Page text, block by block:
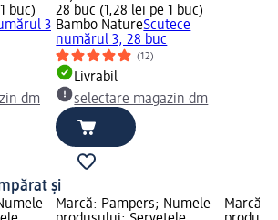
buc)
3
dm
28 buc (1,28 lei pe 1 buc)
Bambo NatureScutece
numărul 3, 28 buc
(12)
Livrabil
selectare magazin dm
și
Marcă: Pampers; Numele
Marcă: